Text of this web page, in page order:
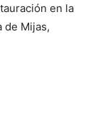
en la
de Mijas,